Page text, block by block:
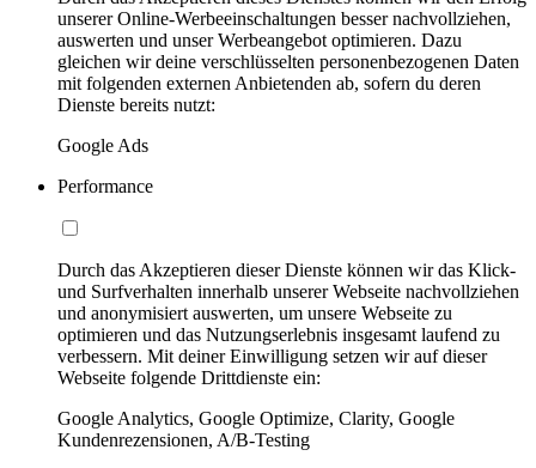
unserer Online-Werbeeinschaltungen besser nachvollziehen,
auswerten und unser Werbeangebot optimieren. Dazu
gleichen wir deine verschlüsselten personenbezogenen Daten
mit folgenden externen Anbietenden ab, sofern du deren
Dienste bereits nutzt:
Google Ads
Performance
Durch das Akzeptieren dieser Dienste können wir das Klick-
und Surfverhalten innerhalb unserer Webseite nachvollziehen
und anonymisiert auswerten, um unsere Webseite zu
optimieren und das Nutzungserlebnis insgesamt laufend zu
verbessern. Mit deiner Einwilligung setzen wir auf dieser
Webseite folgende Drittdienste ein:
Google Analytics, Google Optimize, Clarity, Google
Kundenrezensionen, A/B-Testing